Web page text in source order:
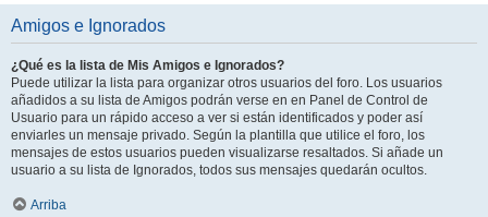
Amigos e Ignorados
¿Qué es la lista de Mis Amigos e Ignorados?
Puede utilizar la lista para organizar otros usuarios del foro. Los usuarios
añadidos a su lista de Amigos podrán verse en en Panel de Control de
Usuario para un rápido acceso a ver si están identificados y poder así
enviarles un mensaje privado. Según la plantilla que utilice el foro, los
mensajes de estos usuarios pueden visualizarse resaltados. Si añade un
usuario a su lista de Ignorados, todos sus mensajes quedarán ocultos.
Arriba